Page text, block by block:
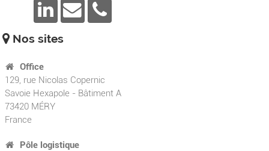
Nos sites
Office
129, rue Nicolas Copernic
Savoie Hexapole - Bâtiment A
73420 MÉRY
France
Pôle logistique